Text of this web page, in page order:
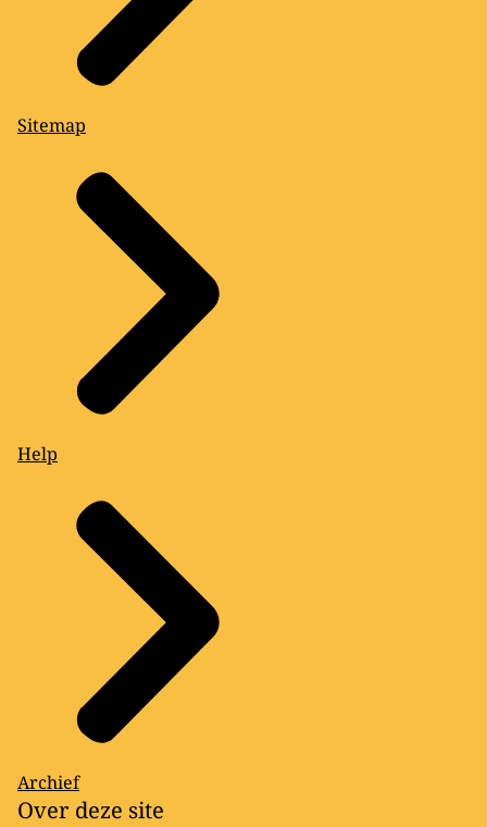
Sitemap
Help
Archief
Over deze site